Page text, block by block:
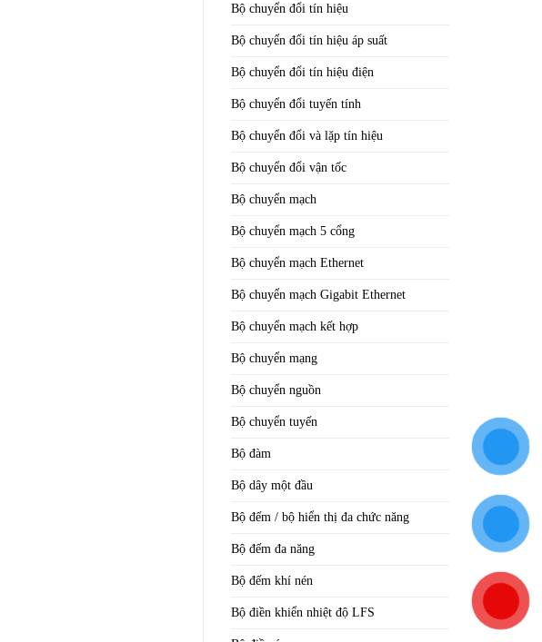
Bộ chuyển đổi tín hiệu
Bộ chuyển đổi tín hiệu áp suất
Bộ chuyển đổi tín hiệu điện
Bộ chuyển đổi tuyến tính
Bộ chuyển đổi và lặp tín hiệu
Bộ chuyển đổi vận tốc
Bộ chuyển mạch
Bộ chuyển mạch 5 cổng
Bộ chuyển mạch Ethernet
Bộ chuyển mạch Gigabit Ethernet
Bộ chuyển mạch kết hợp
Bộ chuyển mạng
Bộ chuyển nguồn
Bộ chuyển tuyến
Bộ đàm
Bộ dây một đầu
Bộ đếm / bộ hiển thị đa chức năng
Bộ đếm đa năng
Bộ đếm khí nén
Bộ điền khiển nhiệt độ LFS